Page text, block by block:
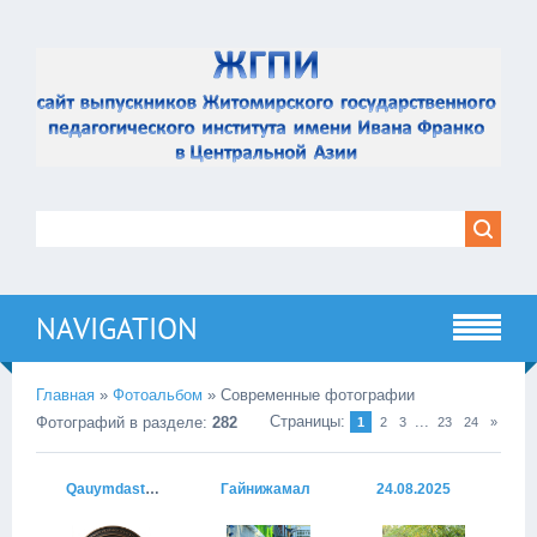
NAVIGATION
Главная » Фотоальбом » Современные фотографии
Фотографий в разделе: 282 Страницы: 1 2 3 ... 23 24 »
Qauymdastyq_Spilnota Гайнижамал 24.08.2025